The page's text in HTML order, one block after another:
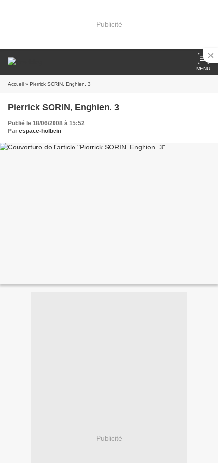
Publicité
MENU
Accueil » Pierrick SORIN, Enghien. 3
Pierrick SORIN, Enghien. 3
Publié le 18/06/2008 à 15:52
Par espace-holbein
Publicité